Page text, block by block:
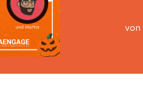
von